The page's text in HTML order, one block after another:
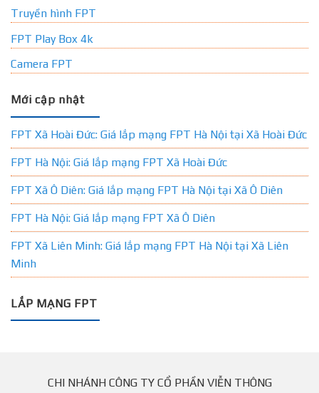
Truyền hình FPT
FPT Play Box 4k
Camera FPT
Mới cập nhật
FPT Xã Hoài Đức: Giá lắp mạng FPT Hà Nội tại Xã Hoài Đức
FPT Hà Nội: Giá lắp mạng FPT Xã Hoài Đức
FPT Xã Ô Diên: Giá lắp mạng FPT Hà Nội tại Xã Ô Diên
FPT Hà Nội: Giá lắp mạng FPT Xã Ô Diên
FPT Xã Liên Minh: Giá lắp mạng FPT Hà Nội tại Xã Liên
Minh
LẮP MẠNG FPT
CHI NHÁNH CÔNG TY CỔ PHẦN VIỄN THÔNG